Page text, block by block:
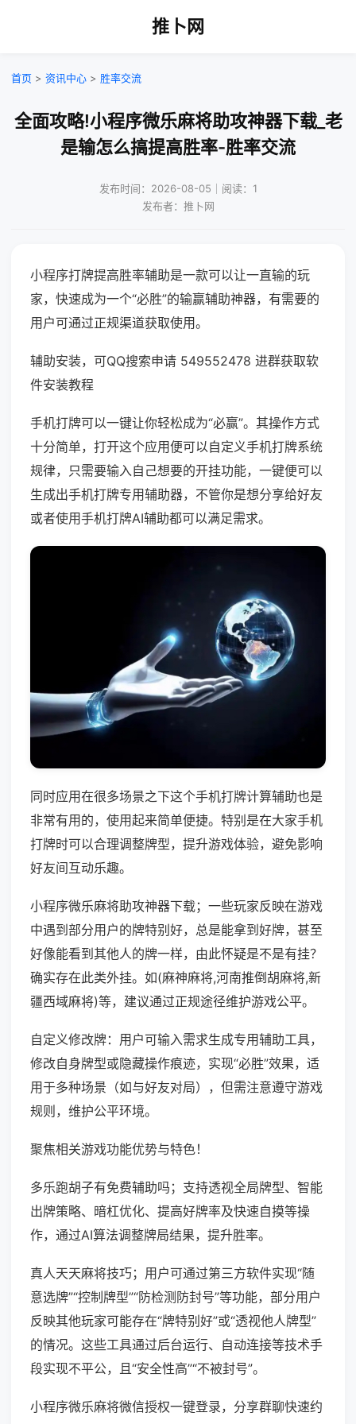
推卜网
首页 > 资讯中心 > 胜率交流
全面攻略!小程序微乐麻将助攻神器下载_老
是输怎么搞提高胜率-胜率交流
发布时间：2026-08-05｜阅读：1
发布者：推卜网
小程序打牌提高胜率辅助是一款可以让一直输的玩
家，快速成为一个“必胜”的输赢辅助神器，有需要的
用户可通过正规渠道获取使用。
辅助安装，可QQ搜索申请 549552478 进群获取软
件安装教程
手机打牌可以一键让你轻松成为“必赢”。其操作方式
十分简单，打开这个应用便可以自定义手机打牌系统
规律，只需要输入自己想要的开挂功能，一键便可以
生成出手机打牌专用辅助器，不管你是想分享给好友
或者使用手机打牌AI辅助都可以满足需求。
同时应用在很多场景之下这个手机打牌计算辅助也是
非常有用的，使用起来简单便捷。特别是在大家手机
打牌时可以合理调整牌型，提升游戏体验，避免影响
好友间互动乐趣。
小程序微乐麻将助攻神器下载；一些玩家反映在游戏
中遇到部分用户的牌特别好，总是能拿到好牌，甚至
好像能看到其他人的牌一样，由此怀疑是不是有挂？
确实存在此类外挂。如(麻神麻将,河南推倒胡麻将,新
疆西域麻将)等，建议通过正规途径维护游戏公平。
自定义修改牌：用户可输入需求生成专用辅助工具，
修改自身牌型或隐藏操作痕迹，实现“必胜”效果，适
用于多种场景（如与好友对局），但需注意遵守游戏
规则，维护公平环境。
聚焦相关游戏功能优势与特色！
多乐跑胡子有免费辅助吗；支持透视全局牌型、智能
出牌策略、暗杠优化、提高好牌率及快速自摸等操
作，通过AI算法调整牌局结果，提升胜率。
真人天天麻将技巧；用户可通过第三方软件实现“随
意选牌”“控制牌型”“防检测防封号”等功能，部分用户
反映其他玩家可能存在“牌特别好”或“透视他人牌型”
的情况。这些工具通过后台运行、自动连接等技术手
段实现不平公，且“安全性高”“不被封号”。
小程序微乐麻将微信授权一键登录，分享群聊快速约